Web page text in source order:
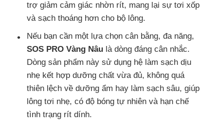
trợ giảm cảm giác nhờn rít, mang lại sự tơi xốp
và sạch thoáng hơn cho bộ lông.
Nếu bạn cần một lựa chọn cân bằng, đa năng,
SOS PRO Vàng Nâu là dòng đáng cân nhắc.
Dòng sản phẩm này sử dụng hệ làm sạch dịu
nhẹ kết hợp dưỡng chất vừa đủ, không quá
thiên lệch về dưỡng ẩm hay làm sạch sâu, giúp
lông tơi nhẹ, có độ bóng tự nhiên và hạn chế
tình trạng rít dính.